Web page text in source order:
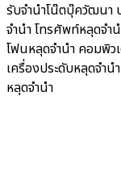
รับจำนำโน๊ตบุ๊ควัฒนา
จำนำ โทรศัพท์หลุดจำ
โฟนหลุดจำนำ คอมพิว
เครื่องประดับหลุดจำ
หลุดจำนำ